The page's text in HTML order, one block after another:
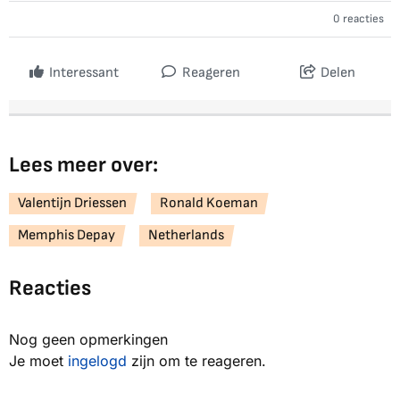
0 reacties
Interessant Reageren Delen
Lees meer over:
Valentijn Driessen
Ronald Koeman
Memphis Depay
Netherlands
Reacties
Nog geen opmerkingen
Je moet ingelogd zijn om te reageren.